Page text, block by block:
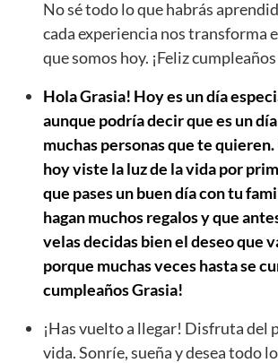
No sé todo lo que habrás
cada experiencia nos transforma
que somos hoy. ¡Feliz
Hola Grasia! Hoy es un día
aunque podría decir que es un
muchas personas que te
hoy viste la luz de la vida por
que pases un buen día con tu
hagan muchos regalos y que
velas decidas bien el deseo que
porque muchas veces hasta se
cumpleaños Grasia!
¡Has vuelto a llegar! Disfruta del
vida. Sonríe, sueña y desea todo